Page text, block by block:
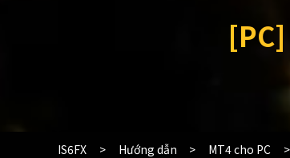
IS6FX Hướng dẫn MT4 cho PC